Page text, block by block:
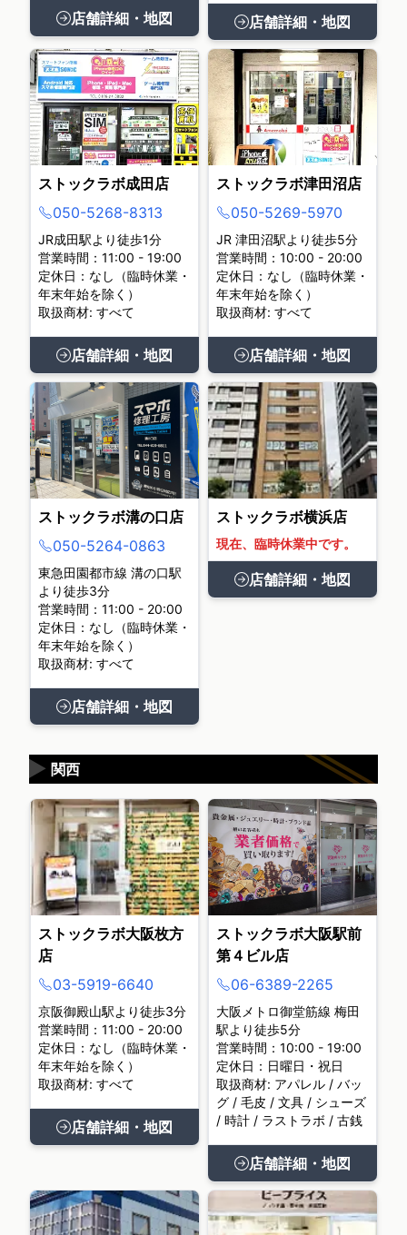
店舗詳細・地図 店舗詳細・地図
ストックラボ成田店
050-5268-8313
JR成田駅より徒歩1分
営業時間：11:00 - 19:00
定休日：なし（臨時休業・
年末年始を除く）
取扱商材: すべて
店舗詳細・地図
ストックラボ津田沼店
050-5269-5970
JR 津田沼駅より徒歩5分
営業時間：10:00 - 20:00
定休日：なし（臨時休業・
年末年始を除く）
取扱商材: すべて
店舗詳細・地図
ストックラボ溝の口店
050-5264-0863
東急田園都市線 溝の口駅
より徒歩3分
営業時間：11:00 - 20:00
定休日：なし（臨時休業・
年末年始を除く）
取扱商材: すべて
店舗詳細・地図
ストックラボ横浜店
現在、臨時休業中です。
店舗詳細・地図
関西
▶
ストックラボ大阪枚方
店
03-5919-6640
京阪御殿山駅より徒歩3分
営業時間：11:00 - 20:00
定休日：なし（臨時休業・
年末年始を除く）
取扱商材: すべて
店舗詳細・地図
ストックラボ大阪駅前
第４ビル店
06-6389-2265
大阪メトロ御堂筋線 梅田
駅より徒歩5分
営業時間：10:00 - 19:00
定休日：日曜日・祝日
取扱商材: アパレル / バッ
グ / 毛皮 / 文具 / シューズ
/ 時計 / ラストラボ / 古銭
店舗詳細・地図